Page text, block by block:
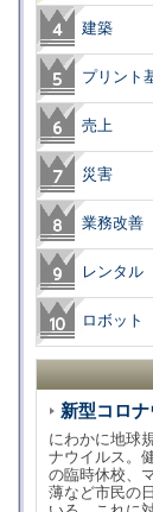
建築
プリント
売上
災害
業務改善
レンタル
ロボット
新型コロ
にわかに地球
ナウイルス。
の臨時休校、
薄など市民の